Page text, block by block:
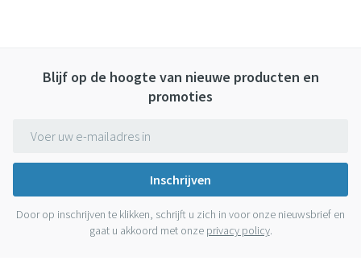
Blijf op de hoogte van nieuwe producten en
promoties
Inschrijven
Door op inschrijven te klikken, schrijft u zich in voor onze nieuwsbrief en
gaat u akkoord met onze privacy policy.